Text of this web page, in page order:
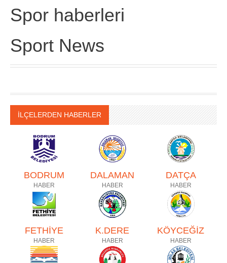
Spor haberleri
Sport News
İLÇELERDEN HABERLER
BODRUM
HABER
DALAMAN
HABER
DATÇA
HABER
FETHİYE
HABER
K.DERE
HABER
KÖYCEĞİZ
HABER